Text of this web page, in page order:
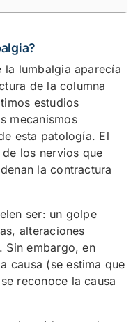
la lumbalgia aparecía
de la columna
estudios
mecanismos
esta patología. El
los nervios que
la contractura
ser: un golpe
alteraciones
Sin embargo, en
causa (se estima que
reconoce la causa